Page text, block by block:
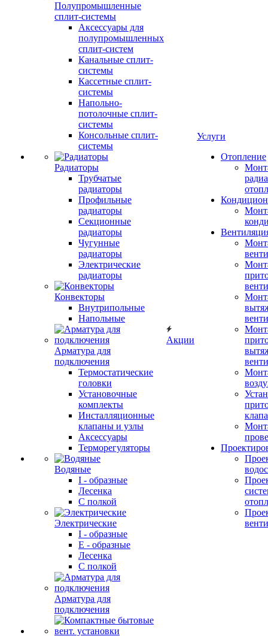
Полупромышленные
сплит-системы
Аксессуары для
полупромышленных
сплит-систем
Канальные сплит-
системы
Кассетные сплит-
системы
Напольно-
потолочные сплит-
системы
Консольные сплит-
системы
Радиаторы
Трубчатые
радиаторы
Профильные
радиаторы
Секционные
радиаторы
Чугунные
радиаторы
Электрические
радиаторы
Конвекторы
Внутрипольные
Напольные
Арматура для
подключения
Термостатические
головки
Установочные
комплекты
Инсталляционные
клапаны и узлы
Аксессуары
Терморегуляторы
Водяные
I - образные
Лесенка
С полкой
Электрические
I - образные
E - образные
Лесенка
С полкой
Арматура для
подключения
Акции
Услуги
Отопление